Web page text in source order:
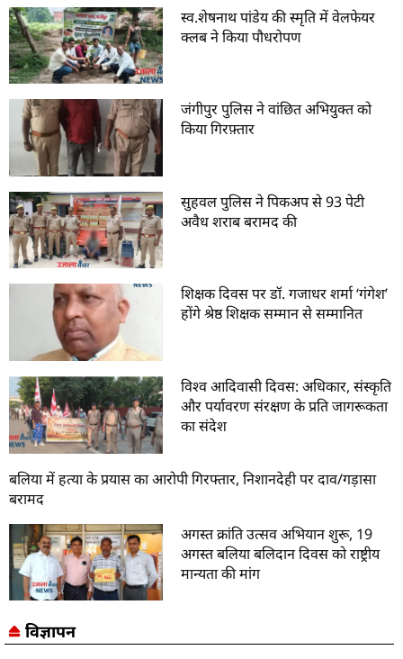
स्व.शेषनाथ पांडेय की स्मृति में वेलफेयर
क्लब ने किया पौधरोपण
जंगीपुर पुलिस ने वांछित अभियुक्त को
किया गिरफ़्तार
सुहवल पुलिस ने पिकअप से 93 पेटी
अवैध शराब बरामद की
शिक्षक दिवस पर डॉ. गजाधर शर्मा ‘गंगेश’
होंगे श्रेष्ठ शिक्षक सम्मान से सम्मानित
विश्व आदिवासी दिवस: अधिकार, संस्कृति
और पर्यावरण संरक्षण के प्रति जागरूकता
का संदेश
बलिया में हत्या के प्रयास का आरोपी गिरफ्तार, निशानदेही पर दाव/गड़ासा
बरामद
अगस्त क्रांति उत्सव अभियान शुरू, 19
अगस्त बलिया बलिदान दिवस को राष्ट्रीय
मान्यता की मांग
विज्ञापन